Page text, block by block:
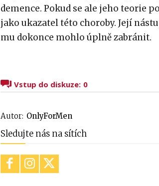
demence. Pokud se ale jeho teorie
jako ukazatel této choroby. Její
mu dokonce mohlo úplně zabránit.
Vstup do diskuze: 0
Autor: OnlyForMen
Sledujte nás na sítích